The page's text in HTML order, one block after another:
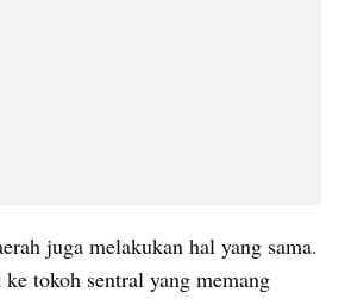
juga melakukan hal yang sama.
tokoh sentral yang memang